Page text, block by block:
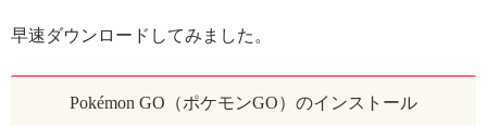
早速ダウンロードしてみました。
Pokémon GO（ポケモンGO）のインストール